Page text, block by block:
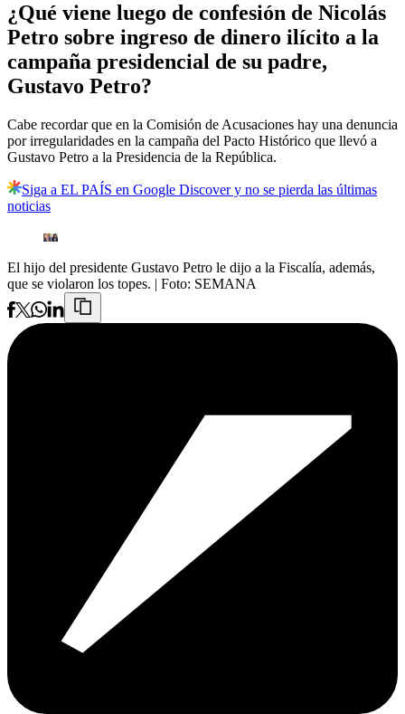
¿Qué viene luego de confesión de Nicolás
Petro sobre ingreso de dinero ilícito a la
campaña presidencial de su padre,
Gustavo Petro?
Cabe recordar que en la Comisión de Acusaciones hay una denuncia
por irregularidades en la campaña del Pacto Histórico que llevó a
Gustavo Petro a la Presidencia de la República.
Siga a EL PAÍS en Google Discover y no se pierda las últimas
noticias
El hijo del presidente Gustavo Petro le dijo a la Fiscalía, además,
que se violaron los topes. | Foto: SEMANA